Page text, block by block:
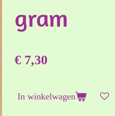
gram
€ 7,30
In winkelwagen